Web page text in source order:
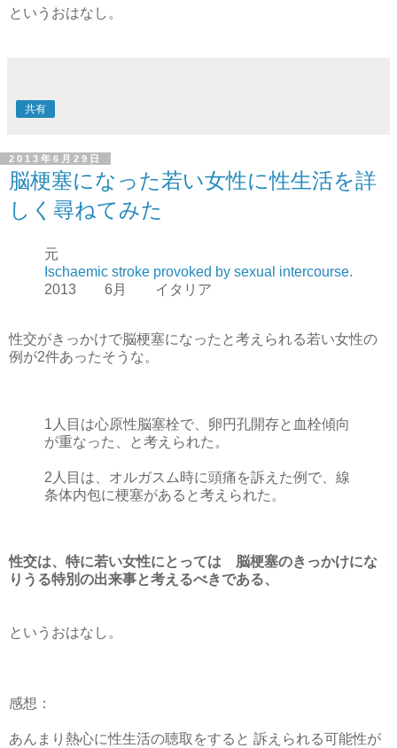
というおはなし。
共有
2013年6月29日
脳梗塞になった若い女性に性生活を詳
しく尋ねてみた
元
Ischaemic stroke provoked by sexual intercourse.
2013 6月 イタリア
性交がきっかけで脳梗塞になったと考えられる若い女性の
例が2件あったそうな。
1人目は心原性脳塞栓で、卵円孔開存と血栓傾向
が重なった、と考えられた。
2人目は、オルガスム時に頭痛を訴えた例で、線
条体内包に梗塞があると考えられた。
性交は、特に若い女性にとっては 脳梗塞のきっかけにな
りうる特別の出来事と考えるべきである、
というおはなし。
感想：
あんまり熱心に性生活の聴取をすると 訴えられる可能性が